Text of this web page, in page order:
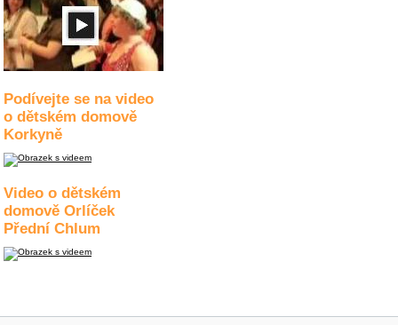
Podívejte se na video
o dětském domově
Korkyně
Video o dětském
domově Orlíček
Přední Chlum